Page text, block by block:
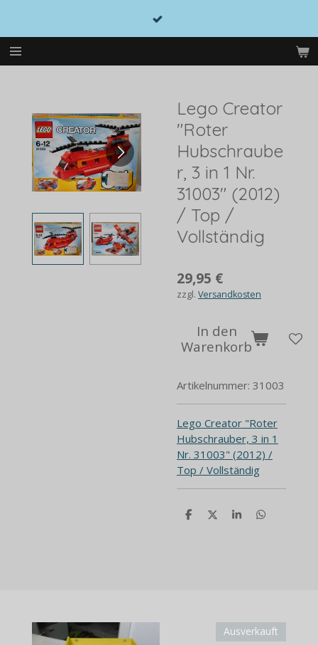
springen
Lego Creator
"Roter
Hubschraube
r, 3 in 1 Nr.
31003" (2012)
/ Top /
Vollständig
29,95 €
zzgl. Versandkosten
In den
Warenkorb
Artikelnummer: 31003
Lego Creator "Roter
Hubschrauber, 3 in 1
Nr. 31003" (2012) /
Top / Vollständig
T
T
T
T
Ausverkauft